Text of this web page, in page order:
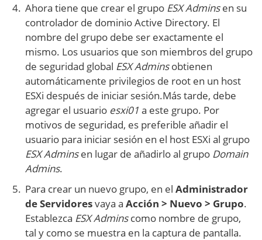
Ahora tiene que crear el grupo ESX Adminsen su
controlador de dominio Active Directory. El
nombre del grupo debe ser exactamente el
mismo. Los usuarios que son miembros del grupo
de seguridad global ESX Adminsobtienen
automáticamente privilegios de root en un host
ESXi después de iniciar sesión.Más tarde, debe
agregar el usuario esxi01 a este grupo. Por
motivos de seguridad, es preferible añadir el
usuario para iniciar sesión en el host ESXi al grupo
ESX Adminsen lugar de añadirlo al grupo Domain
Admins.
Para crear un nuevo grupo, en el Administrador
de Servidoresvaya a Acción > Nuevo > Grupo.
Establezca ESX Adminscomo nombre de grupo,
tal y como se muestra en la captura de pantalla.